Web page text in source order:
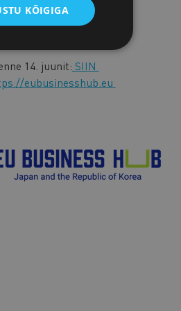
14. juunit: SIIN
eubusinesshub.eu
KÕIGIGA